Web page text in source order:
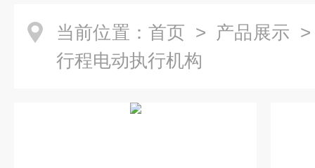
当前位置： 首页 > 产品展示
行程电动执行机构